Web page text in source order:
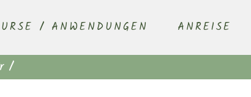
/ ANWENDUNGEN ANREISE
/